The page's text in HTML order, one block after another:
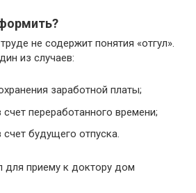
не содержит понятия «отгул».
из случаев:
заработной платы;
переработанного времени;
будущего отпуска.